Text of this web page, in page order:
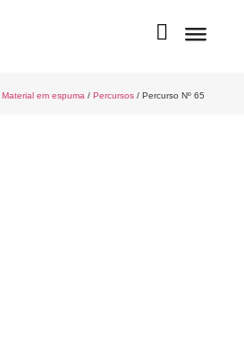
Material em espuma / Percursos/ Percurso Nº 65